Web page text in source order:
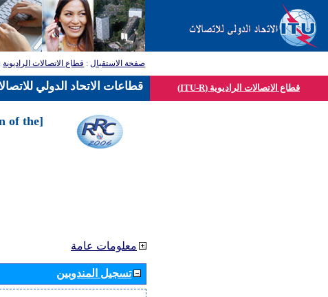
صفحة الاستقبال: قطاع الاتصالات الراديوية:
قطاع الاتصالات الراديوية (ITU-R)
of the
معلومات عامة
تسجيل المندوبين
قطاعات الاتحاد الدولي